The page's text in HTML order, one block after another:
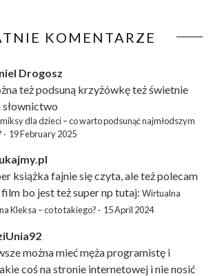
KOMENTARZE
Drogosz
też podsuną krzyżówkęteż świetnie
dla dzieci – co warto podsunąć najmłodszym
· 19 February 2025
książka fajnie się czyta, ale też polecam
bo jest też super np tutaj: Wirtualna
Kleksa – co to takiego? · 15 April 2024
można mieć męża programistę i
coś na stronie internetowej i nie nosić